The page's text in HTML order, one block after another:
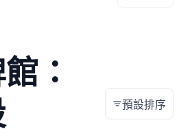
：
預設排序